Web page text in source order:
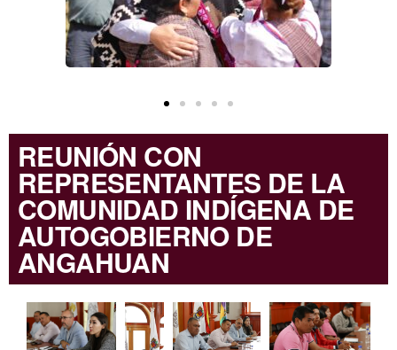
REUNIÓN CON
REPRESENTANTES DE LA
COMUNIDAD INDÍGENA DE
AUTOGOBIERNO DE
ANGAHUAN